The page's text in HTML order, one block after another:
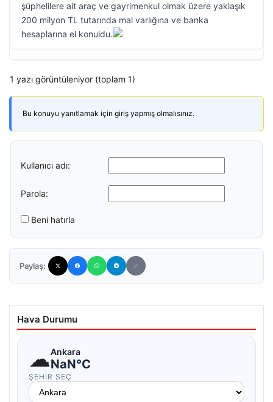
şüphelilere ait araç ve gayrimenkul olmak üzere yaklaşık
200 milyon TL tutarında mal varlığına ve banka
hesaplarına el konuldu.
1 yazı görüntüleniyor (toplam 1)
Bu konuyu yanıtlamak için giriş yapmış olmalısınız.
Kullanıcı adı:
Parola:
Beni hatırla
Paylaş:
Hava Durumu
☁Ankara
NaN°C
ŞEHIR SEÇ